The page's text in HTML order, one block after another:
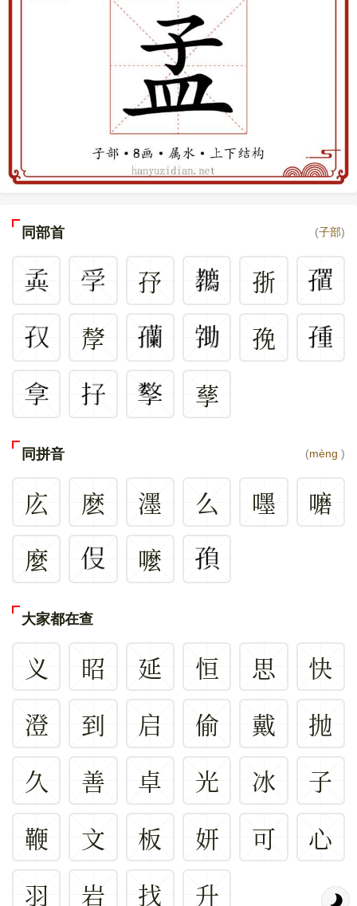
同部首 (子部)
㜿
㝂
孷
㝃
孶
同拼音 (mèng )
庅 麽 濹 么 嚜
嚰
麼
嚒
大家都在查
义 昭 延 恒 思
快
澄
到 启 偷 戴
抛
久
善 卓 光 冰
子
鞭
文 板 妍 可
心
羽
岩 找 升